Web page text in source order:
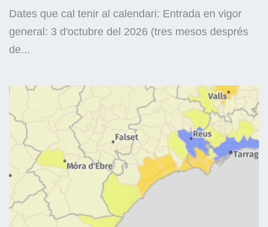
Dates que cal tenir al calendari: Entrada en vigor
general: 3 d'octubre del 2026 (tres mesos després
de...